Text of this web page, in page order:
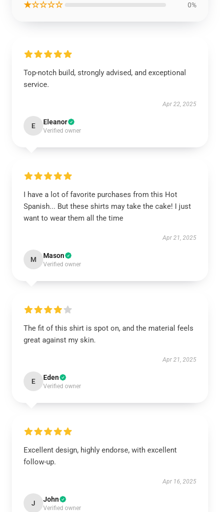
★☆☆☆☆ 0%
Top-notch build, strongly advised, and exceptional
service.
Apr 22, 2025
E Eleanor
Verified owner
I have a lot of favorite purchases from this Hot
Spanish... But these shirts may take the cake! I just
want to wear them all the time
Apr 21, 2025
M Mason
Verified owner
The fit of this shirt is spot on, and the material feels
great against my skin.
Apr 21, 2025
E Eden
Verified owner
Excellent design, highly endorse, with excellent
follow-up.
Apr 16, 2025
J John
Verified owner